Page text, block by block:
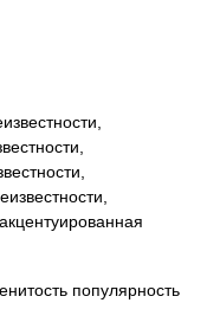
популярность